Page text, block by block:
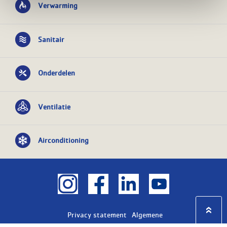
Verwarming
Sanitair
Onderdelen
Ventilatie
Airconditioning
Privacy statement
Algemene